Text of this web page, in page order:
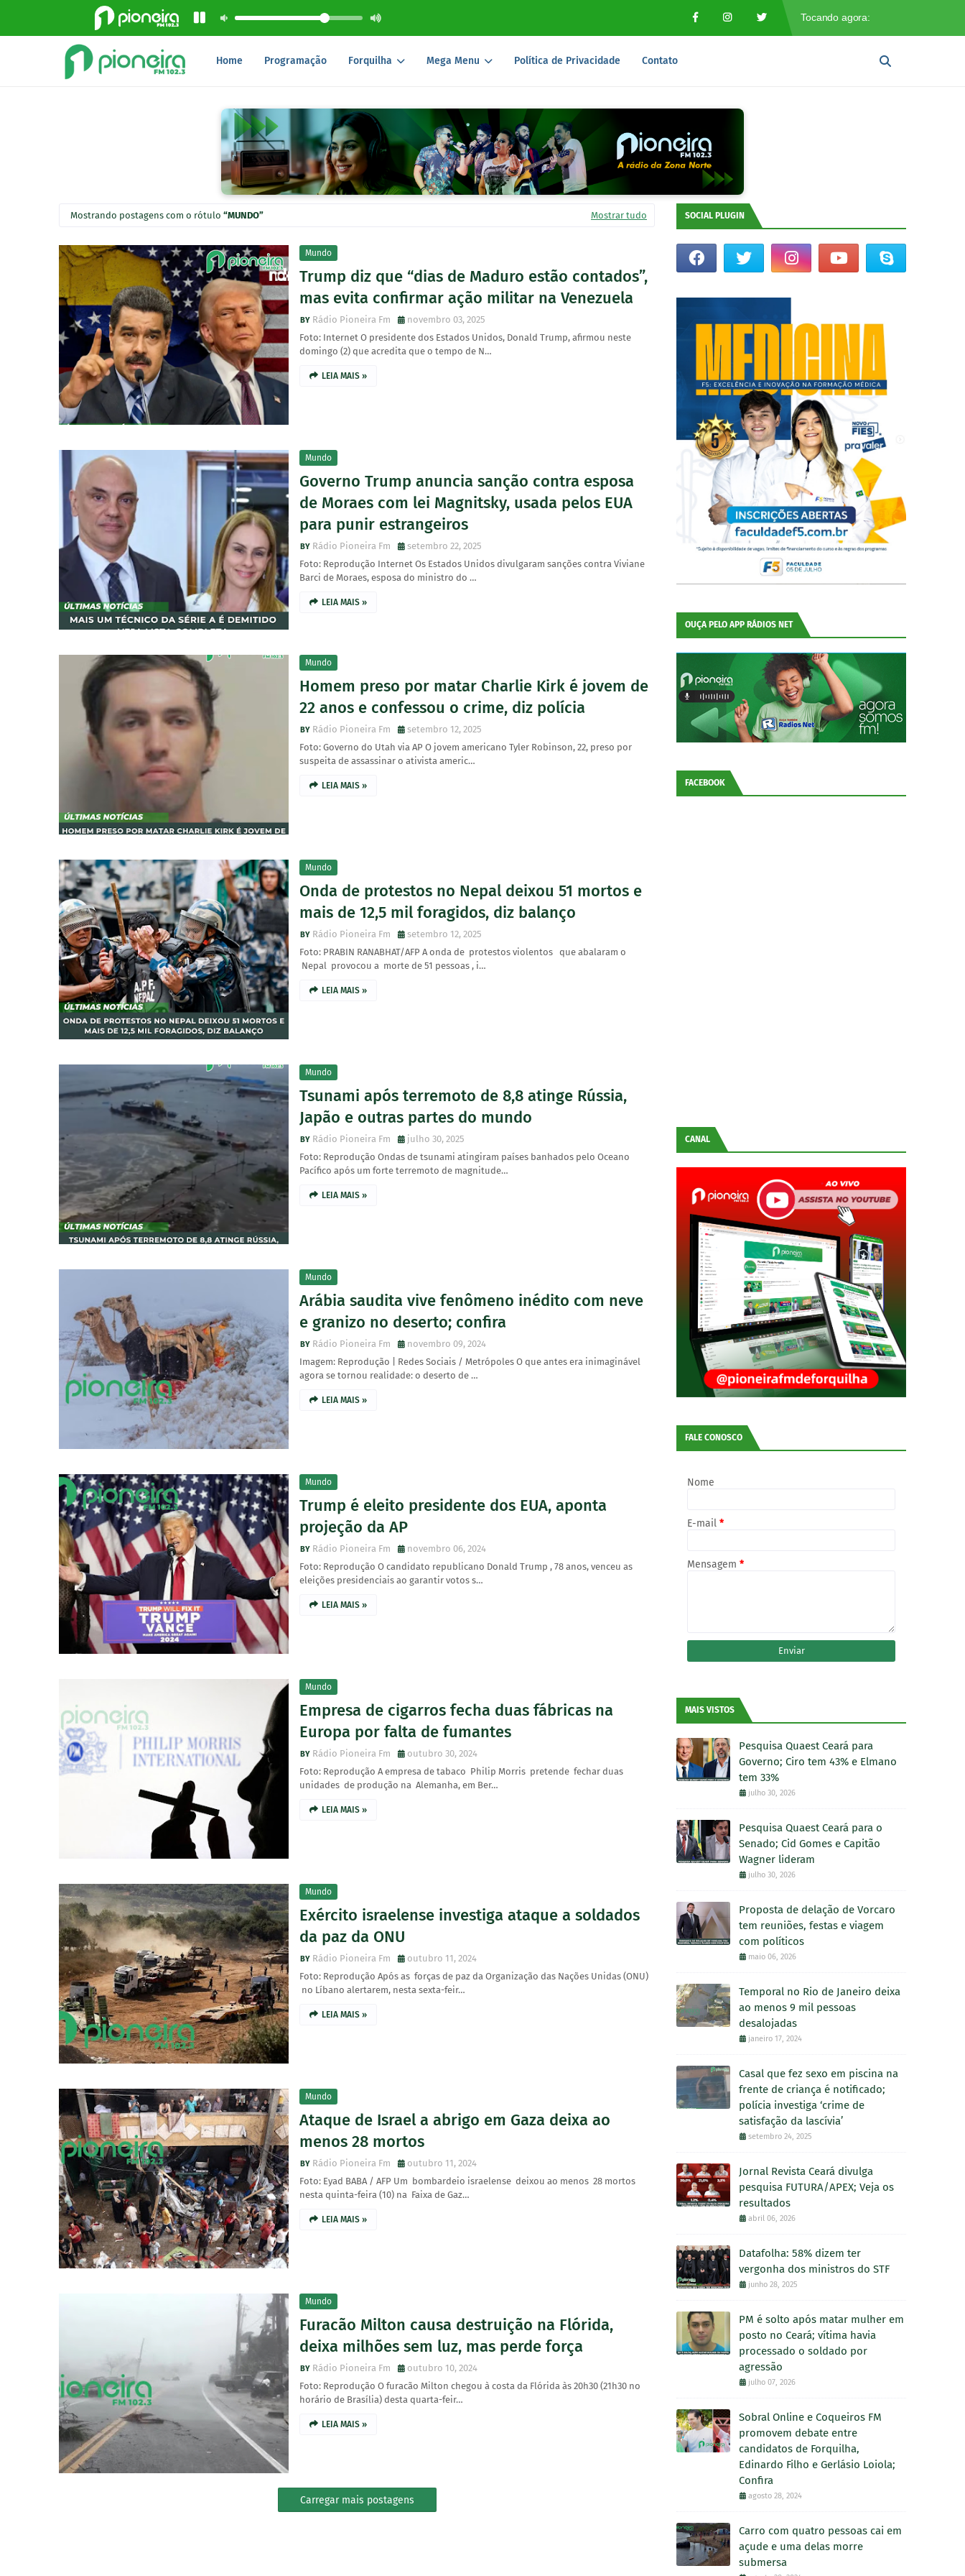
Home Programação Forquilha Mega Menu Política de Privacidade Contato
Mostrando postagens com o rótulo MUNDO Mostrar tudo
Mundo
Trump diz que “dias de Maduro estão contados”,
mas evita confirmar ação militar na Venezuela
Rádio Pioneira Fm
novembro 03, 2025
Foto: Internet O presidente dos Estados Unidos, Donald Trump, afirmou neste
domingo (2) que acredita que o tempo de N…
LEIA MAIS »
Mundo
Governo Trump anuncia sanção contra esposa
de Moraes com lei Magnitsky, usada pelos EUA
para punir estrangeiros
Rádio Pioneira Fm
setembro 22, 2025
Foto: Reprodução Internet Os Estados Unidos divulgaram sanções contra Viviane
Barci de Moraes, esposa do ministro do …
LEIA MAIS »
Mundo
Homem preso por matar Charlie Kirk é jovem de
22 anos e confessou o crime, diz polícia
Rádio Pioneira Fm
setembro 12, 2025
Foto: Governo do Utah via AP O jovem americano Tyler Robinson, 22, preso por
suspeita de assassinar o ativista americ…
LEIA MAIS »
Mundo
Onda de protestos no Nepal deixou 51 mortos e
mais de 12,5 mil foragidos, diz balanço
Rádio Pioneira Fm
setembro 12, 2025
Foto: PRABIN RANABHAT/AFP A onda de protestos violentos que abalaram o
Nepal provocou a morte de 51 pessoas , i…
LEIA MAIS »
Mundo
Tsunami após terremoto de 8,8 atinge Rússia,
Japão e outras partes do mundo
Rádio Pioneira Fm
julho 30, 2025
Foto: Reprodução Ondas de tsunami atingiram países banhados pelo Oceano
Pacífico após um forte terremoto de magnitude…
LEIA MAIS »
Mundo
Arábia saudita vive fenômeno inédito com neve
e granizo no deserto; confira
Rádio Pioneira Fm
novembro 09, 2024
Imagem: Reprodução | Redes Sociais / Metrópoles O que antes era inimaginável
agora se tornou realidade: o deserto de …
LEIA MAIS »
Mundo
Trump é eleito presidente dos EUA, aponta
projeção da AP
Rádio Pioneira Fm
novembro 06, 2024
Foto: Reprodução O candidato republicano Donald Trump , 78 anos, venceu as
eleições presidenciais ao garantir votos s…
LEIA MAIS »
Mundo
Empresa de cigarros fecha duas fábricas na
Europa por falta de fumantes
Rádio Pioneira Fm
outubro 30, 2024
Foto: Reprodução A empresa de tabaco Philip Morris pretende fechar duas
unidades de produção na Alemanha, em Ber…
LEIA MAIS »
Mundo
Exército israelense investiga ataque a soldados
da paz da ONU
Rádio Pioneira Fm
outubro 11, 2024
Foto: Reprodução Após as forças de paz da Organização das Nações Unidas (ONU)
no Líbano alertarem, nesta sexta-feir…
LEIA MAIS »
Mundo
Ataque de Israel a abrigo em Gaza deixa ao
menos 28 mortos
Rádio Pioneira Fm
outubro 11, 2024
Foto: Eyad BABA / AFP Um bombardeio israelense deixou ao menos 28 mortos
nesta quinta-feira (10) na Faixa de Gaz…
LEIA MAIS »
Mundo
Furacão Milton causa destruição na Flórida,
deixa milhões sem luz, mas perde força
Rádio Pioneira Fm
outubro 10, 2024
Foto: Reprodução O furacão Milton chegou à costa da Flórida às 20h30 (21h30 no
horário de Brasília) desta quarta-feir…
LEIA MAIS »
Carregar mais postagens
SOCIAL PLUGIN
OUÇA PELO APP RÁDIOS NET
FACEBOOK
CANAL
FALE CONOSCO
Nome
E-mail *
Mensagem *
MAIS VISTOS
Pesquisa Quaest Ceará para
Governo; Ciro tem 43% e Elmano
tem 33%
julho 30, 2026
Pesquisa Quaest Ceará para o
Senado; Cid Gomes e Capitão
Wagner lideram
julho 30, 2026
Proposta de delação de Vorcaro
tem reuniões, festas e viagem
com políticos
maio 06, 2026
Temporal no Rio de Janeiro deixa
ao menos 9 mil pessoas
desalojadas
janeiro 17, 2024
Casal que fez sexo em piscina na
frente de criança é notificado;
polícia investiga ‘crime de
satisfação da lascívia’
setembro 24, 2025
Jornal Revista Ceará divulga
pesquisa FUTURA/APEX; Veja os
resultados
abril 06, 2026
Datafolha: 58% dizem ter
vergonha dos ministros do STF
junho 28, 2025
PM é solto após matar mulher em
posto no Ceará; vítima havia
processado o soldado por
agressão
julho 07, 2026
Sobral Online e Coqueiros FM
promovem debate entre
candidatos de Forquilha,
Edinardo Filho e Gerlásio Loiola;
Confira
agosto 28, 2024
Carro com quatro pessoas cai em
açude e uma delas morre
submersa